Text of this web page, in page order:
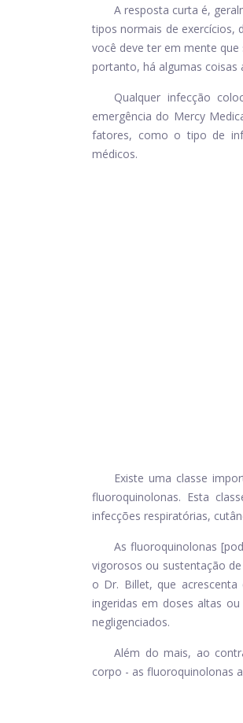
A resposta curta é,
tipos normais de exercícios,
você deve ter em mente
portanto, há algumas coisas
Qualquer infecção
emergência do Mercy
fatores, como o tipo de
médicos.
Existe uma classe
fluoroquinolonas. Esta
infecções respiratórias,
As fluoroquinolonas
vigorosos ou sustentação
o Dr. Billet, que
ingeridas em doses altas
negligenciados.
Além do mais, ao
corpo - as fluoroquinolonas